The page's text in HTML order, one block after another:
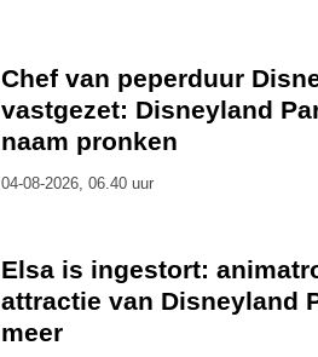
Chef van peperduur
vastgezet: Disneyland
naam pronken
04-08-2026, 06.40 uur
Elsa is ingestort:
attractie van Disneyland
meer